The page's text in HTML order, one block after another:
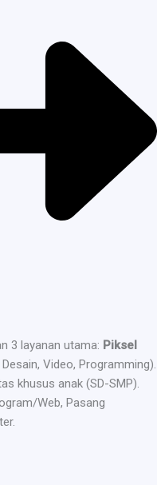
3 layanan utama: Piksel
Video, Programming).
khusus anak (SD-SMP).
Web, Pasang